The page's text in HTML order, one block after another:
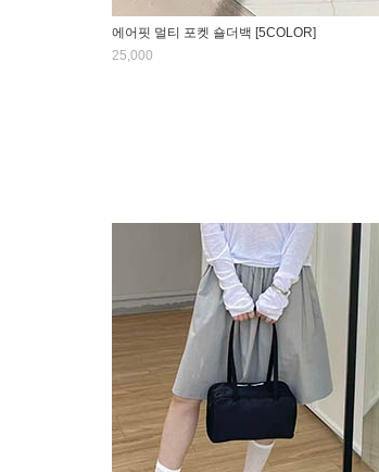
에어핏 멀티 포켓 숄더백 [5COLOR]
25,000